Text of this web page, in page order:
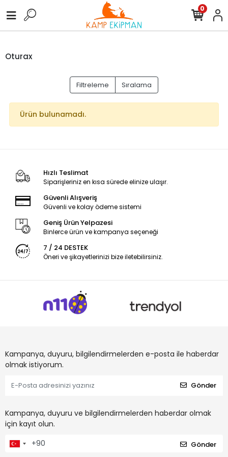
0
Oturax
Filtreleme Sıralama
Ürün bulunamadı.
Hızlı Teslimat
Siparişleriniz en kısa sürede elinize ulaşır.
Güvenli Alışveriş
Güvenli ve kolay ödeme sistemi
Geniş Ürün Yelpazesi
Binlerce ürün ve kampanya seçeneği
7 / 24 DESTEK
Öneri ve şikayetlerinizi bize iletebilirsiniz.
Kampanya, duyuru, bilgilendirmelerden e-posta ile haberdar
olmak istiyorum.
Gönder
Kampanya, duyuru ve bilgilendirmelerden haberdar olmak
için kayıt olun.
Gönder